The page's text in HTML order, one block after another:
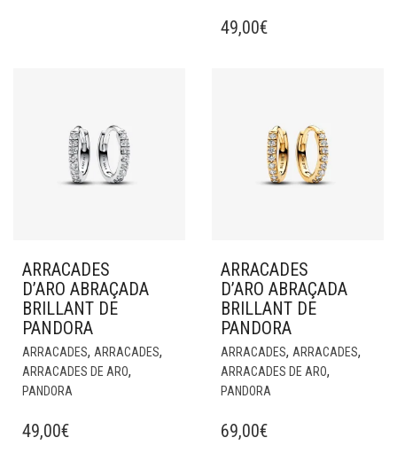
49,00€
ARRACADES
D’ARO ABRAÇADA
BRILLANT DE
PANDORA
ARRACADES, ARRACADES,
ARRACADES DE ARO,
PANDORA
49,00€
ARRACADES
D’ARO ABRAÇADA
BRILLANT DE
PANDORA
ARRACADES, ARRACADES,
ARRACADES DE ARO,
PANDORA
69,00€